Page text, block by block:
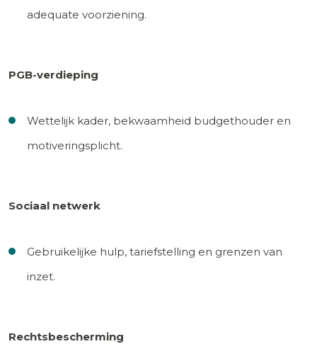
adequate voorziening.
PGB-verdieping
Wettelijk kader, bekwaamheid budgethouder en
motiveringsplicht.
Sociaal netwerk
Gebruikelijke hulp, tariefstelling en grenzen van
inzet.
Rechtsbescherming